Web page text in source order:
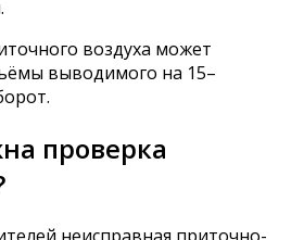
воздуха может
выводимого на 15–
проверка